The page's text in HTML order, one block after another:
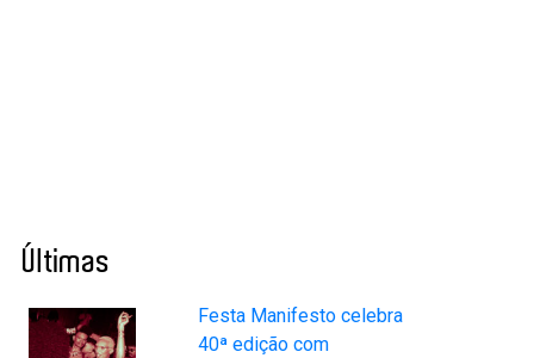
Últimas
Festa Manifesto celebra
40ª edição com